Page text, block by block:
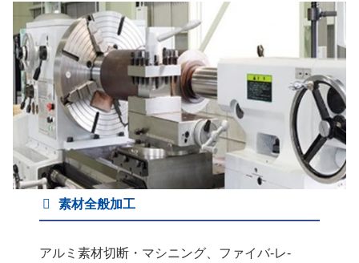
素材全般加工
アルミ素材切断・マシニング、ファイバ-レ-